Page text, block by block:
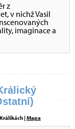
z
v nichž Vasil
imaginace a
|Mapa